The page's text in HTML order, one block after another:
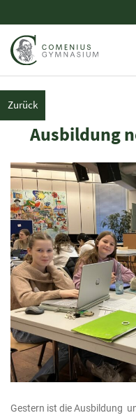
Zurück
Ausbildung
Gestern ist die Ausbildung